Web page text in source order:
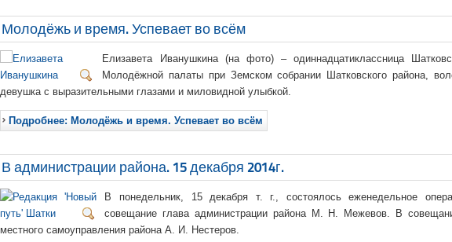
Молодёжь и время. Успевает во всём
Елизавета Иванушкина (на фото) – одиннадцатиклассница
Молодёжной палаты при Земском собрании Шатковского района,
девушка с выразительными глазами и миловидной улыбкой.
Подробнее: Молодёжь и время. Успевает во всём
В администрации района. 15 декабря 2014г.
В понедельник, 15 декабря т. г., состоялось еженедельное
совещание глава администрации района М. Н. Межевов. В
местного самоуправления района А. И. Нестеров.